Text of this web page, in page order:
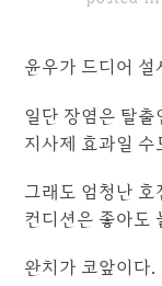
윤우가 드디어
일단 장염은 탈
지사제 효과일
그래도 엄청난 호
컨디션은 좋아도
완치가 코앞이다.